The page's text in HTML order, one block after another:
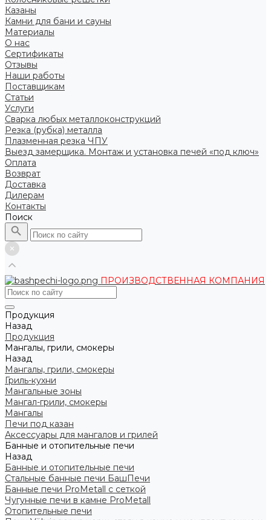
Казаны
Камни для бани и сауны
Материалы
О нас
Сертификаты
Отзывы
Наши работы
Поставщикам
Статьи
Услуги
Сварка любых металлоконструкций
Резка (рубка) металла
Плазменная резка ЧПУ
Выезд замерщика. Монтаж и установка печей «под ключ»
Оплата
Возврат
Доставка
Дилерам
Контакты
Поиск
ПРОИЗВОДСТВЕННАЯ КОМПАНИЯ
Продукция
Назад
Продукция
Мангалы, грили, смокеры
Назад
Мангалы, грили, смокеры
Гриль-кухни
Мангальные зоны
Мангал-грили, смокеры
Мангалы
Печи под казан
Аксессуары для мангалов и грилей
Банные и отопительные печи
Назад
Банные и отопительные печи
Стальные банные печи БашПечи
Банные печи ProMetall с сеткой
Чугунные печи в камне ProMetall
Отопительные печи